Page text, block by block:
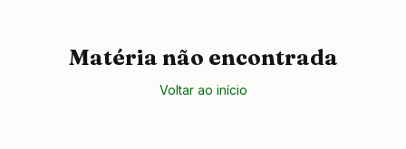
Matéria não encontrada
Voltar ao início